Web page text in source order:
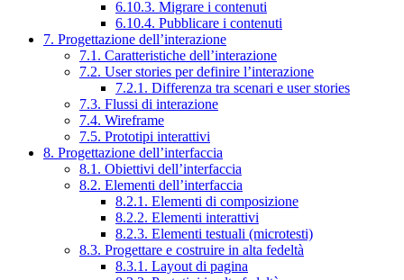
6.10.3. Migrare i contenuti
6.10.4. Pubblicare i contenuti
7. Progettazione dell’interazione
7.1. Caratteristiche dell’interazione
7.2. User stories per definire l’interazione
7.2.1. Differenza tra scenari e user stories
7.3. Flussi di interazione
7.4. Wireframe
7.5. Prototipi interattivi
8. Progettazione dell’interfaccia
8.1. Obiettivi dell’interfaccia
8.2. Elementi dell’interfaccia
8.2.1. Elementi di composizione
8.2.2. Elementi interattivi
8.2.3. Elementi testuali (microtesti)
8.3. Progettare e costruire in alta fedeltà
8.3.1. Layout di pagina